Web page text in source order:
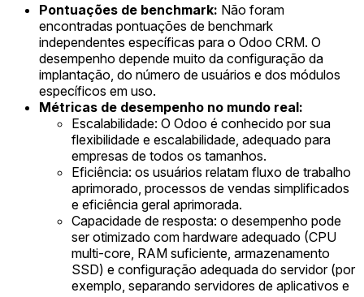
Pontuações de benchmark: Não foram
encontradas pontuações de benchmark
independentes específicas para o Odoo CRM. O
desempenho depende muito da configuração da
implantação, do número de usuários e dos módulos
específicos em uso.
Métricas de desempenho no mundo real:
Escalabilidade: O Odoo é conhecido por sua
flexibilidade e escalabilidade, adequado para
empresas de todos os tamanhos.
Eficiência: os usuários relatam fluxo de trabalho
aprimorado, processos de vendas simplificados
e eficiência geral aprimorada.
Capacidade de resposta: o desempenho pode
ser otimizado com hardware adequado (CPU
multi-core, RAM suficiente, armazenamento
SSD) e configuração adequada do servidor (por
exemplo, separando servidores de aplicativos e